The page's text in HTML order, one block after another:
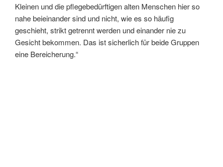
Kleinen und die pflegebedürftigen alten Menschen hier so
nahe beieinander sind und nicht, wie es so häufig
geschieht, strikt getrennt werden und einander nie zu
Gesicht bekommen. Das ist sicherlich für beide Gruppen
eine Bereicherung.“